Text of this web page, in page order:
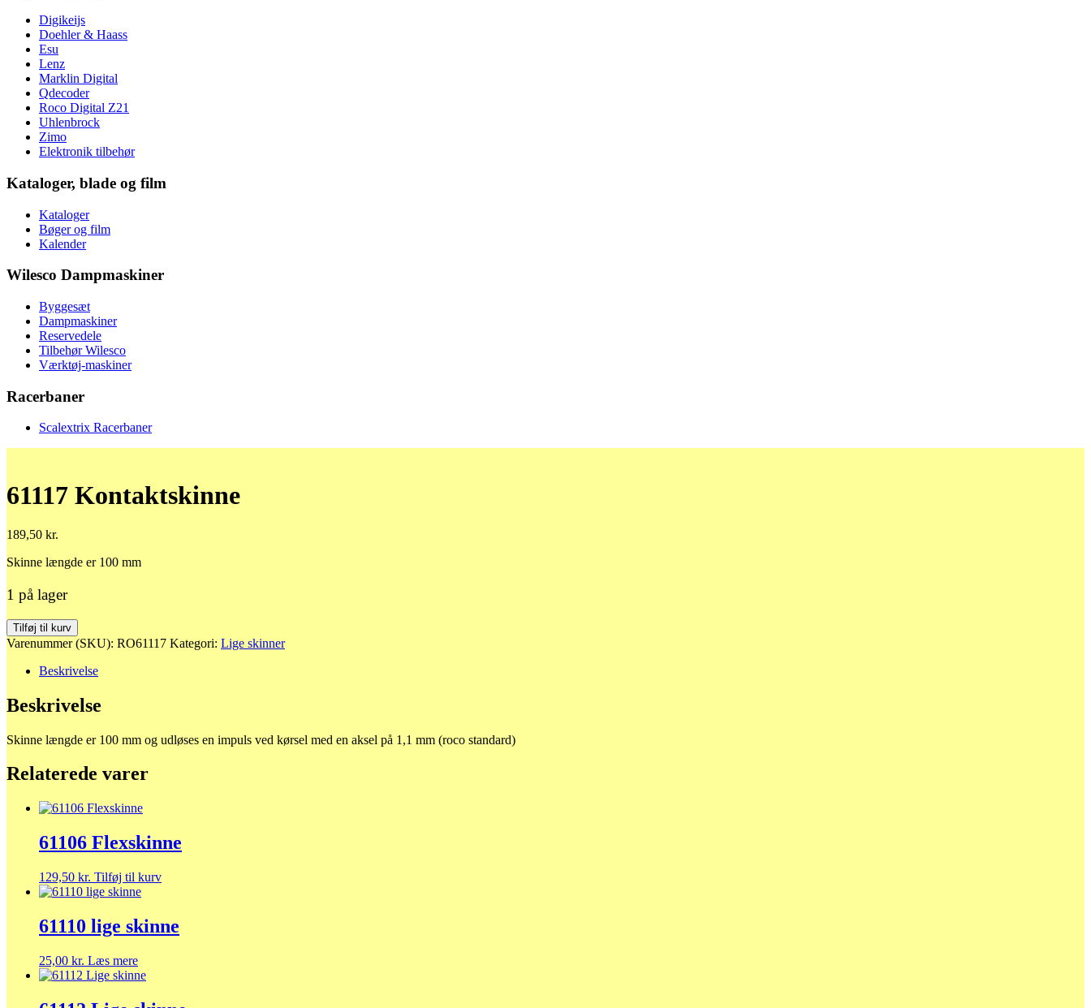
Digikeijs
Doehler & Haass
Esu
Lenz
Marklin Digital
Qdecoder
Roco Digital Z21
Uhlenbrock
Zimo
Elektronik tilbehør
Kataloger, blade og film
Kataloger
Bøger og film
Kalender
Wilesco Dampmaskiner
Byggesæt
Dampmaskiner
Reservedele
Tilbehør Wilesco
Værktøj-maskiner
Racerbaner
Scalextrix Racerbaner
61117 Kontaktskinne
189,50 kr.
Skinne længde er 100 mm
1 på lager
61117
Kontaktskinne
Tilføj til kurv
Varenummer (SKU): RO61117 Kategori: Lige skinner
Beskrivelse
Beskrivelse
Skinne længde er 100 mm og udløses en impuls ved kørsel med en aksel på 1,1 mm (roco standard)
Relaterede varer
61106 Flexskinne
129,50 kr. Tilføj til kurv
61110 lige skinne
25,00 kr. Læs mere